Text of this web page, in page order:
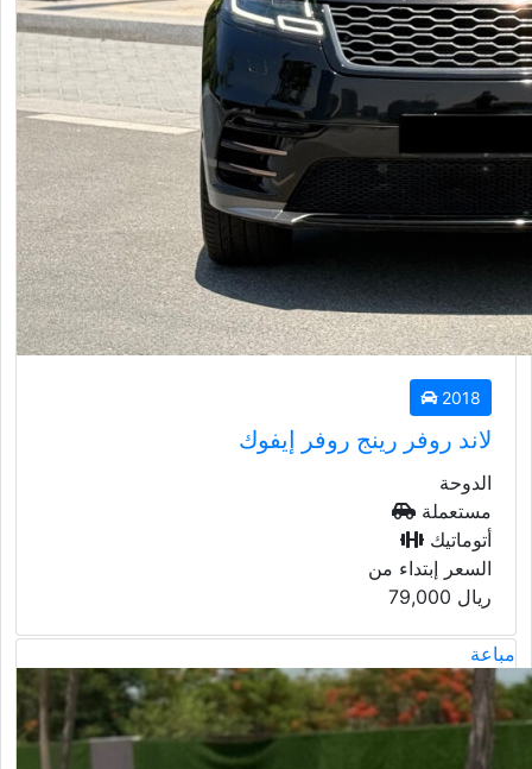
2018
لاند روفر رينج روفر إيفوك
الدوحة
مستعملة
أتوماتيك
السعر إبتداء من
79,000 ريال
مباعة